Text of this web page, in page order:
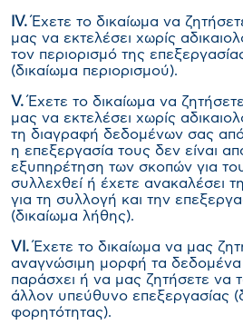
IV.Έχετε το δικαίωμα να
μας να εκτελέσει χωρίς
τον περιορισμό της
(δικαίωμα περιορισμού).
V.Έχετε το δικαίωμα να
μας να εκτελέσει χωρίς
τη διαγραφή δεδομένων σας
η επεξεργασία τους δεν είναι
εξυπηρέτηση των σκοπών για
συλλεχθεί ή έχετε ανακαλέσει
για τη συλλογή και την
(δικαίωμα λήθης).
VI .Έχετε το δικαίωμα να μας
αναγνώσιμη μορφή τα δεδομένα
παράσχει ή να μας ζητήσετε να
άλλον υπεύθυνο επεξεργασίας
φορητότητας).